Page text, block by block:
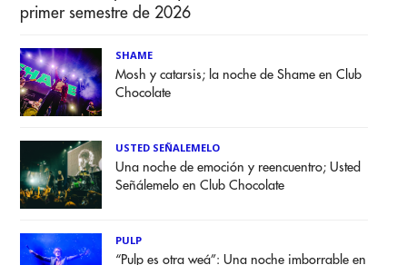
primer semestre de 2026
SHAME
Mosh y catarsis; la noche de Shame en Club
Chocolate
USTED SEÑALEMELO
Una noche de emoción y reencuentro; Usted
Señálemelo en Club Chocolate
PULP
“Pulp es otra weá”: Una noche imborrable en